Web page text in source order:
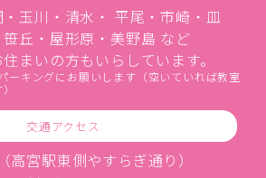
玉川・清水・ 平尾・市崎・皿
丘・屋形原・美野島 など
まいの方もいらしています。
ーキングにお願いします（空いていれば教室
交通アクセス
高宮駅東側やすらぎ通り）